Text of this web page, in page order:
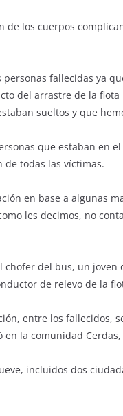
de los cuerpos
fallecidas ya
del arrastre de la flota
sueltos y que
que estaban en
todas las víctimas.
en base a algunas
les decimos, no
del bus, un joven
de relevo de la
entre los fallecidos,
la comunidad
incluidos dos